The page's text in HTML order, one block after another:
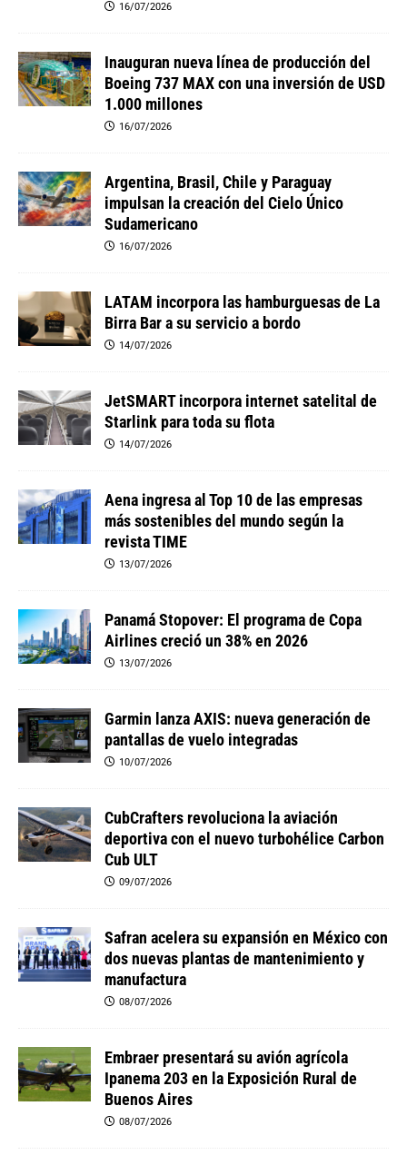
16/07/2026
Inauguran nueva línea de producción del
Boeing 737 MAX con una inversión de USD
1.000 millones
16/07/2026
Argentina, Brasil, Chile y Paraguay
impulsan la creación del Cielo Único
Sudamericano
16/07/2026
LATAM incorpora las hamburguesas de La
Birra Bar a su servicio a bordo
14/07/2026
JetSMART incorpora internet satelital de
Starlink para toda su flota
14/07/2026
Aena ingresa al Top 10 de las empresas
más sostenibles del mundo según la
revista TIME
13/07/2026
Panamá Stopover: El programa de Copa
Airlines creció un 38% en 2026
13/07/2026
Garmin lanza AXIS: nueva generación de
pantallas de vuelo integradas
10/07/2026
CubCrafters revoluciona la aviación
deportiva con el nuevo turbohélice Carbon
Cub ULT
09/07/2026
Safran acelera su expansión en México con
dos nuevas plantas de mantenimiento y
manufactura
08/07/2026
Embraer presentará su avión agrícola
Ipanema 203 en la Exposición Rural de
Buenos Aires
08/07/2026